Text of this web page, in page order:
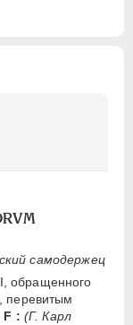
самодержец
обращенного
перевитым
F : (Г. Карл